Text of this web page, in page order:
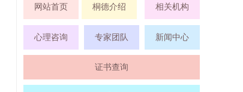
网站首页 相关机构
桐德介绍
新闻中心
心理咨询 专家团队
证书查询